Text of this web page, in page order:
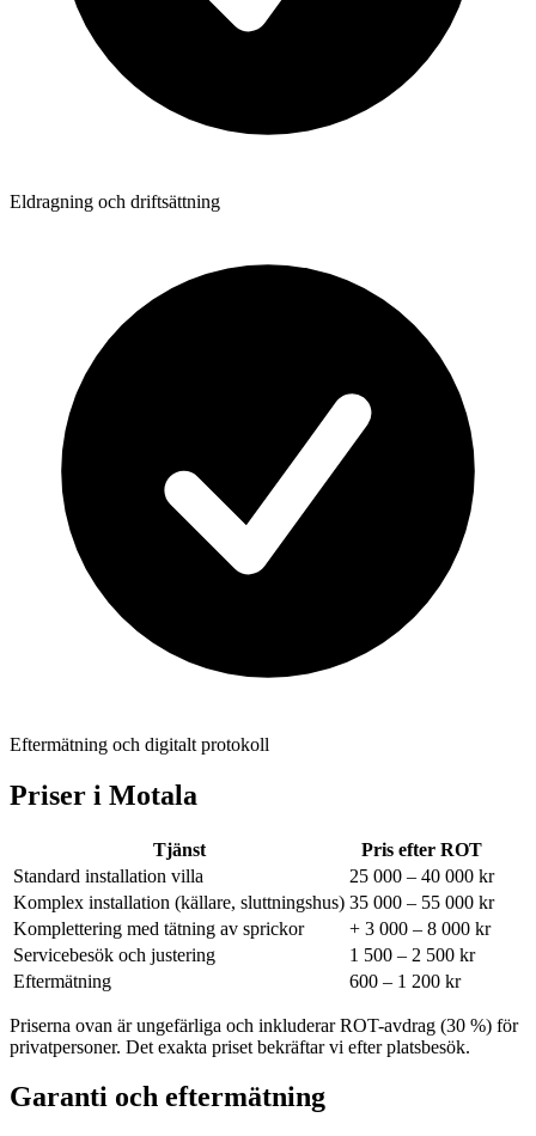
Eldragning och driftsättning
Eftermätning och digitalt protokoll
Priser i Motala
Tjänst
Pris efter ROT
Standard installation villa
25 000 – 40 000 kr
Komplex installation (källare, sluttningshus) 35 000 – 55 000 kr
Komplettering med tätning av sprickor
+ 3 000 – 8 000 kr
Servicebesök och justering
1 500 – 2 500 kr
Eftermätning
600 – 1 200 kr
Priserna ovan är ungefärliga och inkluderar ROT-avdrag (30 %) för
privatpersoner. Det exakta priset bekräftar vi efter platsbesök.
Garanti och eftermätning